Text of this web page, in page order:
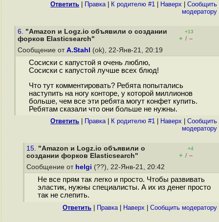
Ответить Правка| К родителю #1 Наверх
Cообщить
модератору
6. "Amazon и Logz.io объявили о создании
форков Elasticsearch"
+13
+ / –
Сообщение от A.Stahl (ok), 22-Янв-21, 20:19
Сосиски с капустой я очень люблю,
Сосиски с капустой лучше всех блюд!
Что тут комментировать? Ребята попытались
наступить на ногу конторе, у которой миллионов
больше, чем все эти ребята могут конфет купить.
Ребятам сказали что они больше не нужны.
Ответить Правка| К родителю #1 Наверх
Cообщить
модератору
15. "Amazon и Logz.io объявили о
создании форков Elasticsearch"
+4
+ / –
Сообщение от helgi (??), 22-Янв-21, 20:42
Не все прям так легко и просто. Чтобы развивать
эластик, нужны специалисты. А их из денег просто
так не слепить.
Ответить Правка| Наверх Cообщить модератору